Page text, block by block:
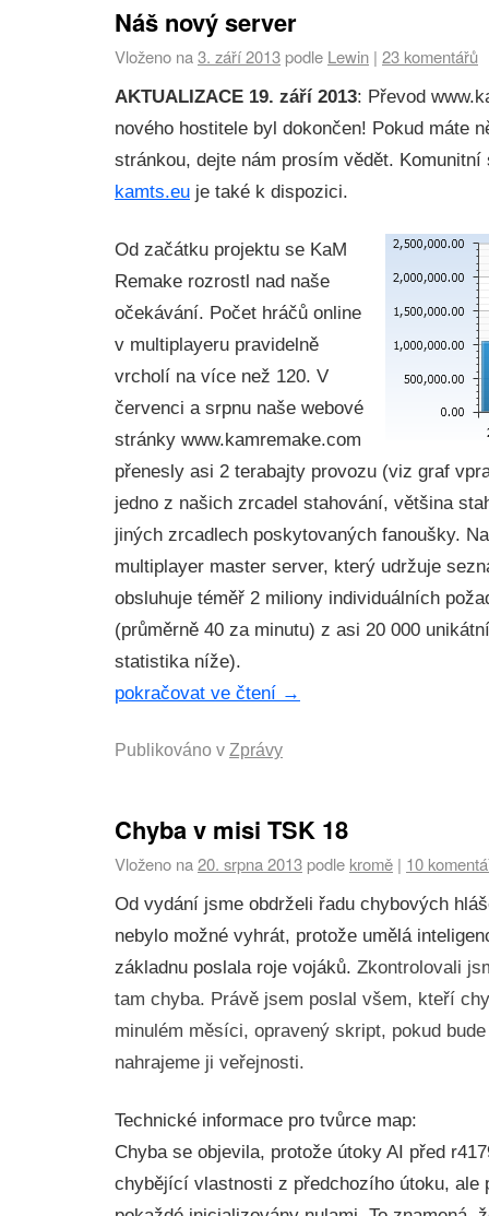
Náš nový server
Vloženo na3. září 2013 podle Lewin | 23 komentářů
AKTUALIZACE 19. září 2013: Převod
nového hostitele byl dokončen! Pokud máte
stránkou, dejte nám prosím vědět. Komunitní
kamts.eu je také k dispozici.
Od začátku projektu se KaM
Remake rozrostl nad naše
očekávání. Počet hráčů online
v multiplayeru pravidelně
vrcholí na více než 120. V
červenci a srpnu naše webové
stránky www.kamremake.com
přenesly asi 2 terabajty provozu (viz graf
jedno z našich zrcadel stahování, většina
jiných zrcadlech poskytovaných fanoušky.
multiplayer master server, který udržuje
obsluhuje téměř 2 miliony individuálních
(průměrně 40 za minutu) z asi 20 000
statistika níže).
pokračovat ve čtení →
Publikováno v Zprávy
Chyba v misi TSK 18
Vloženo na20. srpna 2013 podle kromě | 10
Od vydání jsme obdrželi řadu chybových
nebylo možné vyhrát, protože umělá
základnu poslala roje vojáků. Zkontrolovali
tam chyba. Právě jsem poslal všem, kteří
minulém měsíci, opravený skript, pokud
nahrajeme ji veřejnosti.
Technické informace pro tvůrce map:
Chyba se objevila, protože útoky AI před
chybějící vlastnosti z předchozího útoku, ale